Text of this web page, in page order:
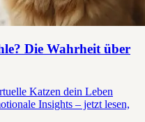
Die Wahrheit über
Katzen dein Leben
Insights – jetzt lesen,